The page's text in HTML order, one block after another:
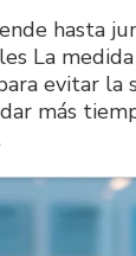
hasta
La
evitar la
más